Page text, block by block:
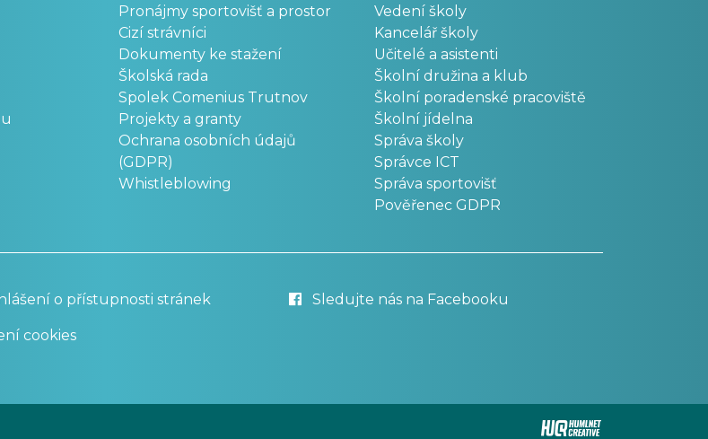
Pronájmy sportovišť a prostor
Cizí strávníci
Dokumenty ke stažení
Školská rada
Spolek Comenius Trutnov
Projekty a granty
Ochrana osobních údajů
(GDPR)
Whistleblowing
Vedení školy
Kancelář školy
Učitelé a asistenti
Školní družina a klub
Školní poradenské pracoviště
Školní jídelna
Správa školy
Správce ICT
Správa sportovišť
Pověřenec GDPR
o přístupnosti stránek
cookies
Sledujte nás na Facebooku